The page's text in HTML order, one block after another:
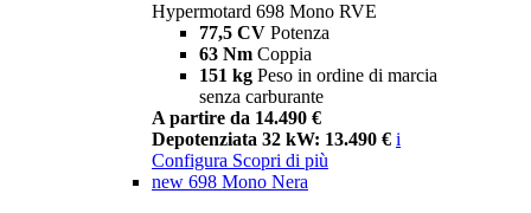
Hypermotard 698 Mono RVE
77,5 CV Potenza
63 Nm Coppia
151 kg Peso in ordine di marcia
senza carburante
A partire da 14.490 €
Depotenziata 32 kW: 13.490 € i
Configura Scopri di più
new 698 Mono Nera